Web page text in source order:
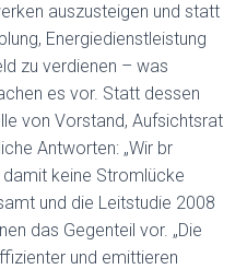
auszusteigen und statt
Energiedienstleistung
zu verdienen – was
es vor. Statt dessen
von Vorstand, Aufsichtsrat
Antworten: „Wir br
keine Stromlücke
und die Leitstudie 2008
das Gegenteil vor. „Die
und emittieren